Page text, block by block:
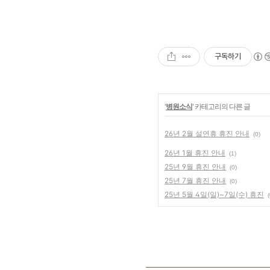
구독하기
'병원소식' 카테고리의 다른 글
26년 2월 설연휴 휴진 안내 (0)
26년 1월 휴진 안내 (1)
25년 9월 휴진 안내 (0)
25년 7월 휴진 안내 (0)
25년 5월 4일(일)~7일(수) 휴진